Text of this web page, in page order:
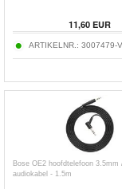
11,60EUR
ARTIKELNR.: 3007479-
Bose OE2 hoofdtelefoon 3.5mm
audiokabel - 1.5m